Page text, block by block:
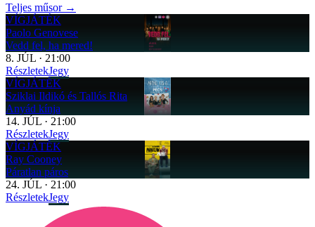
Teljes műsor →
VÍGJÁTÉK
Paolo Genovese
Vedd fel, ha mered!
8. JÚL · 21:00
RészletekJegy
VÍGJÁTÉK
Sziklai Ildikó és Tallós Rita
Anyád kínja
14. JÚL · 21:00
RészletekJegy
VÍGJÁTÉK
Ray Cooney
Páratlan páros
24. JÚL · 21:00
RészletekJegy